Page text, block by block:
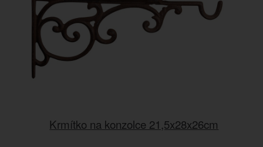
Krmítko na konzolce 21,5x28x26cm